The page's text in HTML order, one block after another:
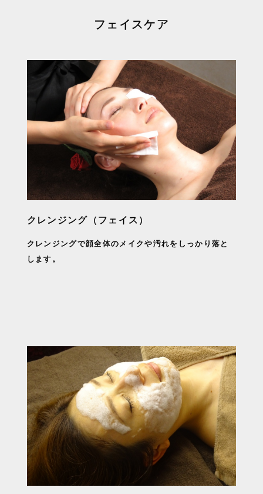
フェイスケア
クレンジング（フェイス）
クレンジングで顔全体のメイクや汚れをしっかり落と
します。